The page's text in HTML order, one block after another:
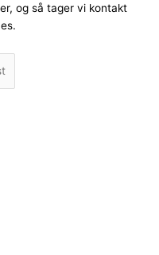
og så tager vi kontakt